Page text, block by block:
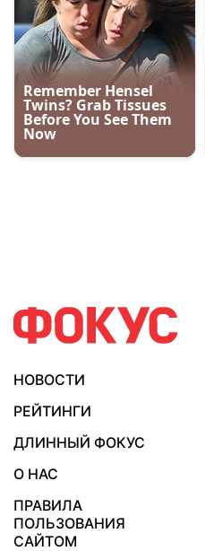
НОВОСТИ
РЕЙТИНГИ
ДЛИННЫЙ ФОКУС
О НАС
ПРАВИЛА
ПОЛЬЗОВАНИЯ
САЙТОМ